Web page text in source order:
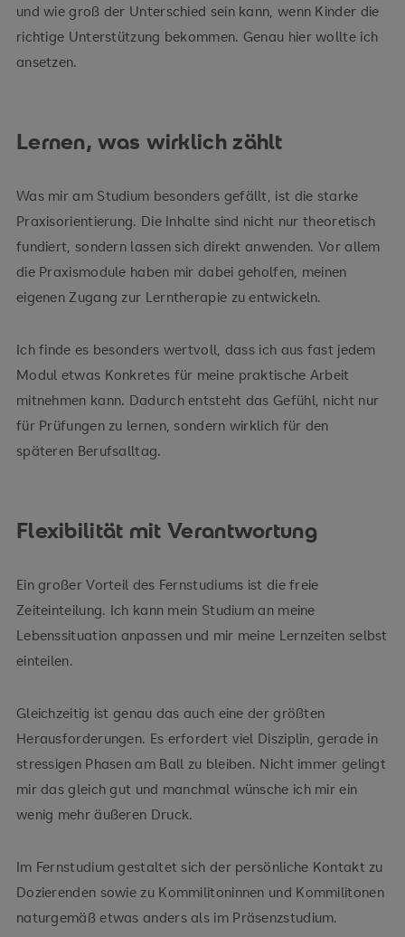
und wie groß der Unterschied sein kann, wenn Kinder die
richtige Unterstützung bekommen. Genau hier wollte ich
ansetzen.
Lernen, was wirklich zählt
Was mir am Studium besonders gefällt, ist die starke
Praxisorientierung. Die Inhalte sind nicht nur theoretisch
fundiert, sondern lassen sich direkt anwenden. Vor allem
die Praxismodule haben mir dabei geholfen, meinen
eigenen Zugang zur Lerntherapie zu entwickeln.
Ich finde es besonders wertvoll, dass ich aus fast jedem
Modul etwas Konkretes für meine praktische Arbeit
mitnehmen kann. Dadurch entsteht das Gefühl, nicht nur
für Prüfungen zu lernen, sondern wirklich für den
späteren Berufsalltag.
Flexibilität mit Verantwortung
Ein großer Vorteil des Fernstudiums ist die freie
Zeiteinteilung. Ich kann mein Studium an meine
Lebenssituation anpassen und mir meine Lernzeiten selbst
einteilen.
Gleichzeitig ist genau das auch eine der größten
Herausforderungen. Es erfordert viel Disziplin, gerade in
stressigen Phasen am Ball zu bleiben. Nicht immer gelingt
mir das gleich gut und manchmal wünsche ich mir ein
wenig mehr äußeren Druck.
Im Fernstudium gestaltet sich der persönliche Kontakt zu
Dozierenden sowie zu Kommilitoninnen und Kommilitonen
naturgemäß etwas anders als im Präsenzstudium.